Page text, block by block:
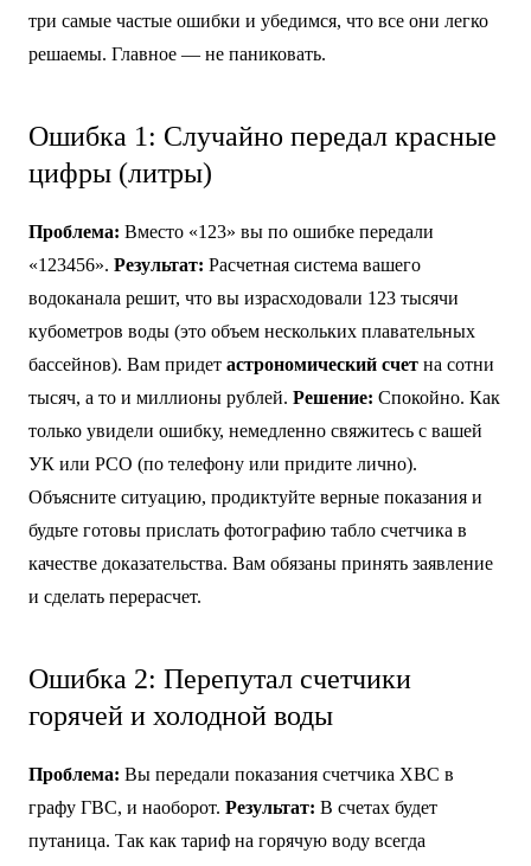
три самые частые ошибки и убедимся, что все они легко
решаемы. Главное — не паниковать.
Ошибка 1: Случайно передал красные
цифры (литры)
Проблема: Вместо «123» вы по ошибке передали
«123456». Результат: Расчетная система вашего
водоканала решит, что вы израсходовали 123 тысячи
кубометров воды (это объем нескольких плавательных
бассейнов). Вам придет астрономический счетна сотни
тысяч, а то и миллионы рублей. Решение: Спокойно. Как
только увидели ошибку, немедленно свяжитесь с вашей
УК или РСО (по телефону или придите лично).
Объясните ситуацию, продиктуйте верные показания и
будьте готовы прислать фотографию табло счетчика в
качестве доказательства. Вам обязаны принять заявление
и сделать перерасчет.
Ошибка 2: Перепутал счетчики
горячей и холодной воды
Проблема: Вы передали показания счетчика ХВС в
графу ГВС, и наоборот. Результат: В счетах будет
путаница. Так как тариф на горячую воду всегда